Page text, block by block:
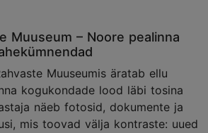
Muuseum – Noore pealinna
Muuseumis äratab ellu
kogukondade lood läbi tosina
näeb fotosid, dokumente ja
mis toovad välja kontraste: uued